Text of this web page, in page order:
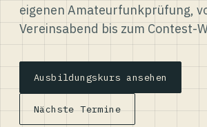
eigenen Amateurfunkprüfung,
Vereinsabend bis zum Contest-
Ausbildungskurs ansehen
Nächste Termine